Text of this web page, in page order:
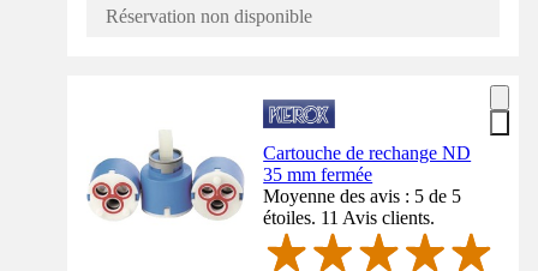
Réservation non disponible
Cartouche de rechange ND
35 mm fermée
Moyenne des avis : 5 de 5
étoiles. 11 Avis clients.